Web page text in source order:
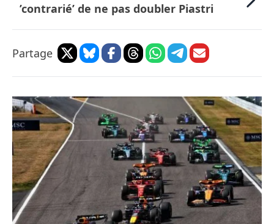
’contrarié’ de ne pas doubler Piastri
Partage